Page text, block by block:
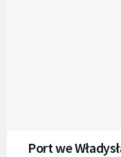
Port we